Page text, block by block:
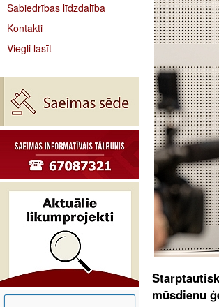
Sabiedrības līdzdalība
Kontakti
Viegli lasīt
mūsdienu